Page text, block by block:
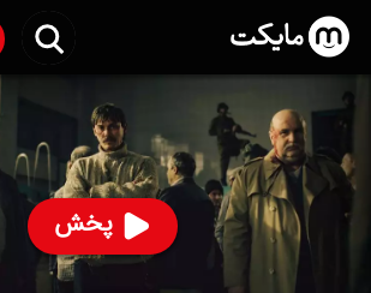
پخش
فیلم آزادی با دوبله فارسی
67% ۷.۵
ساخت رومانی سال 2023
رده سنی ۱۸+